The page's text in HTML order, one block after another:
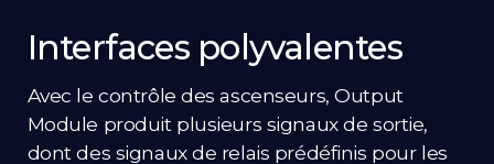
Interfaces polyvalentes
Avec le contrôle des ascenseurs, Output
Module produit plusieurs signaux de sortie,
dont des signaux de relais prédéfinis pour les